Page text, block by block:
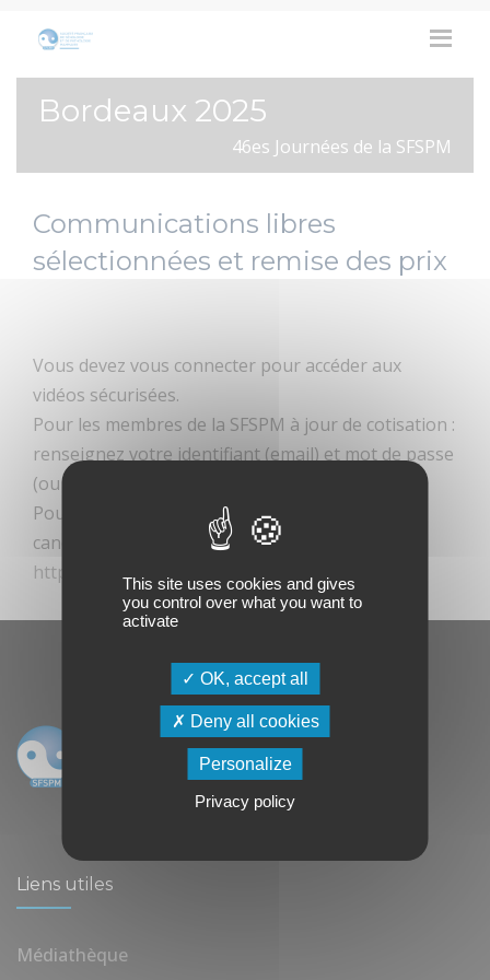
Bordeaux 2025
46es Journées de la SFSPM
Communications libres
sélectionnées et remise des prix
Vous devez vous connecter pour accéder aux
vidéos sécurisées.
Pour les membres de la SFSPM à jour de cotisation :
renseignez votre identifiant (email) et mot de passe
(ou utilisez “mot de passe oublié”)
Pour les non-membres, soumettez votre
candidature via
https://www.senologie.com/devenirmembre
Liens utiles
Médiathèque
This site uses cookies and gives
you control over what you want to
activate
OK, accept all
Deny all cookies
Personalize
Privacy policy